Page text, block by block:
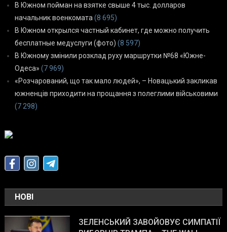
В Южном пойман на взятке свыше 4 тыс. долларов
начальник военкомата (8 695)
В Южном открылся частный кабинет, где можно получить
бесплатные медуслуги (фото) (8 597)
В Южному змінили розклад руху маршрутки №68 «Южне-
Одеса» (7 969)
«Розчарований, що так мало людей», – Новацький закликав
южненців приходити на прощання з полеглими військовими
(7 298)
НОВІ
ЗЕЛЕНСЬКИЙ ЗАВОЙОВУЄ СИМПАТІЇ